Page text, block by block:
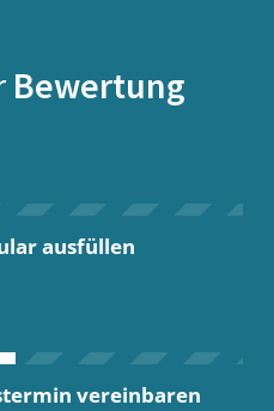
Bewertung
ausfüllen
vereinbaren